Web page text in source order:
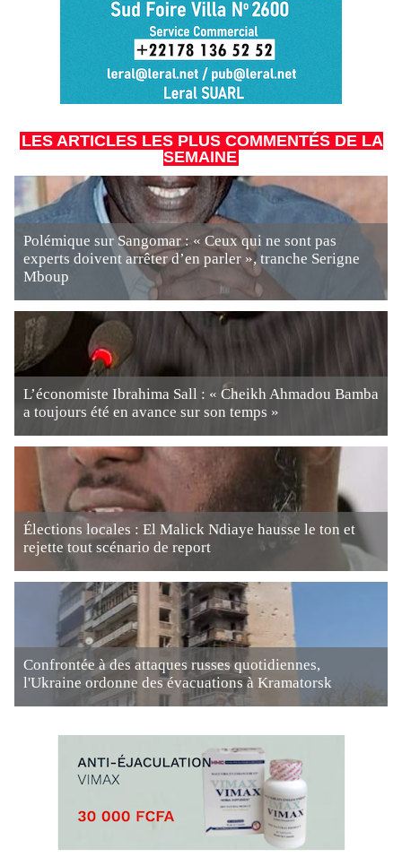
LES ARTICLES LES PLUS COMMENTÉS DE LA
SEMAINE
Polémique sur Sangomar : « Ceux qui ne sont pas
experts doivent arrêter d’en parler », tranche Serigne
Mboup
L’économiste Ibrahima Sall : « Cheikh Ahmadou Bamba
a toujours été en avance sur son temps »
Élections locales : El Malick Ndiaye hausse le ton et
rejette tout scénario de report
Confrontée à des attaques russes quotidiennes,
l'Ukraine ordonne des évacuations à Kramatorsk